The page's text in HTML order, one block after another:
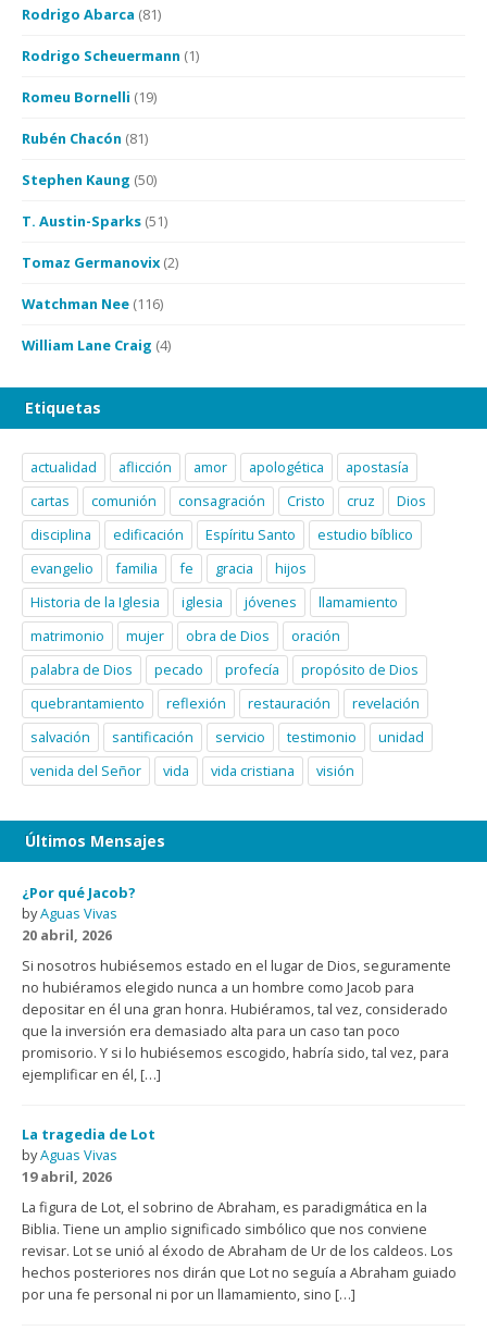
Rodrigo Abarca (81)
Rodrigo Scheuermann (1)
Romeu Bornelli (19)
Rubén Chacón (81)
Stephen Kaung (50)
T. Austin-Sparks (51)
Tomaz Germanovix (2)
Watchman Nee (116)
William Lane Craig (4)
Etiquetas
actualidad aflicción amor apologética
apostasía
cartas
comunión consagración Cristo cruz
Dios
disciplina
edificación Espíritu Santo
estudio bíblico
evangelio
familia fe gracia
hijos
Historia de la Iglesia
iglesia jóvenes
llamamiento
matrimonio
mujer obra de Dios
oración
palabra de Dios
pecado profecía
propósito de Dios
quebrantamiento
reflexión restauración
revelación
salvación
santificación servicio testimonio
unidad
venida del Señor
vida vida cristiana visión
Últimos Mensajes
¿Por qué Jacob?
byAguas Vivas
20 abril, 2026
Si nosotros hubiésemos estado en el lugar de Dios, seguramente
no hubiéramos elegido nunca a un hombre como Jacob para
depositar en él una gran honra. Hubiéramos, tal vez, considerado
que la inversión era demasiado alta para un caso tan poco
promisorio. Y si lo hubiésemos escogido, habría sido, tal vez, para
ejemplificar en él, […]
La tragedia de Lot
byAguas Vivas
19 abril, 2026
La figura de Lot, el sobrino de Abraham, es paradigmática en la
Biblia. Tiene un amplio significado simbólico que nos conviene
revisar. Lot se unió al éxodo de Abraham de Ur de los caldeos. Los
hechos posteriores nos dirán que Lot no seguía a Abraham guiado
por una fe personal ni por un llamamiento, sino […]